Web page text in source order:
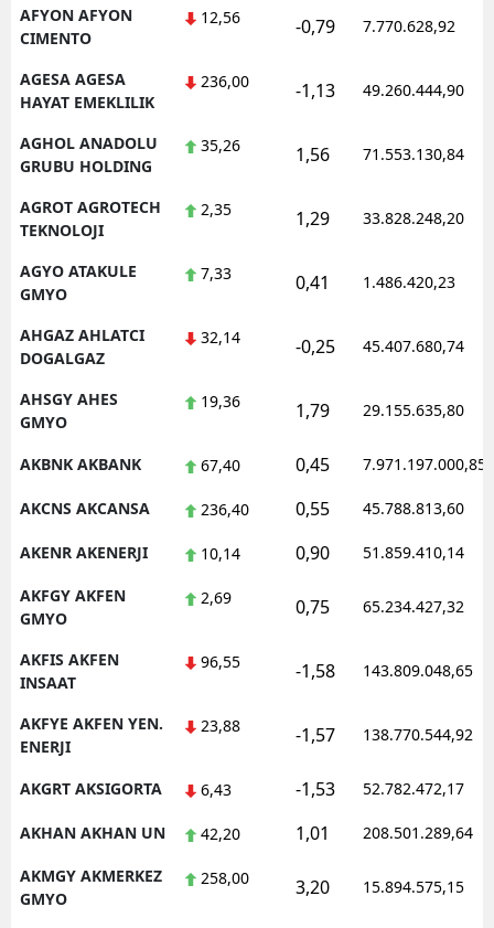
AFYON AFYON
CIMENTO
12,56 -0,79 7.770.628,92
AGESA AGESA
HAYAT EMEKLILIK
236,00 -1,13 49.260.444,90
AGHOL ANADOLU
GRUBU HOLDING
35,26 1,56 71.553.130,84
AGROT AGROTECH
TEKNOLOJI
2,35 1,29 33.828.248,20
AGYO ATAKULE
GMYO
7,33 0,41 1.486.420,23
AHGAZ AHLATCI
DOGALGAZ
32,14 -0,25 45.407.680,74
AHSGY AHES
GMYO
19,36 1,79 29.155.635,80
AKBNK AKBANK 67,40 0,45 7.971.197.000,85
AKCNS AKCANSA 236,40 0,55 45.788.813,60
AKENR AKENERJI 10,14 0,90 51.859.410,14
AKFGY AKFEN
GMYO
2,69 0,75 65.234.427,32
AKFIS AKFEN
INSAAT
96,55 -1,58 143.809.048,65
AKFYE AKFEN YEN.
ENERJI
23,88 -1,57 138.770.544,92
AKGRT AKSIGORTA 6,43 -1,53 52.782.472,17
AKHAN AKHAN UN 42,20 1,01 208.501.289,64
AKMGY AKMERKEZ
GMYO
258,00 3,20 15.894.575,15